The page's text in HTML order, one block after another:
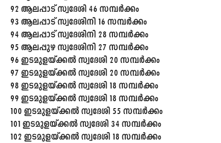
92 ആലപ്പാട് സ്വദേശി 46 സമ്പർക്കം
93 ആലപ്പാട് സ്വദേശിനി 16 സമ്പർക്കം
94 ആലപ്പാട് സ്വദേശിനി 28 സമ്പർക്കം
95 ആലപ്പുഴ സ്വദേശിനി 27 സമ്പർക്കം
96 ഇടമുളയ്ക്കൽ സ്വദേശി 20 സമ്പർക്കം
97 ഇടമുളയ്ക്കൽ സ്വദേശി 20 സമ്പർക്കം
98 ഇടമുളയ്ക്കൽ സ്വദേശി 18 സമ്പർക്കം
99 ഇടമുളയ്ക്കൽ സ്വദേശി 18 സമ്പർക്കം
100 ഇടമുളയ്ക്കൽ സ്വദേശി 55 സമ്പർക്കം
101 ഇടമുളയ്ക്കൽ സ്വദേശി 34 സമ്പർക്കം
102 ഇടമുളയ്ക്കൽ സ്വദേശി 18 സമ്പർക്കം